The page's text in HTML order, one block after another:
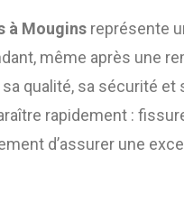
à Mougins représente
même après une
qualité, sa sécurité et
rapidement :
d’assurer une